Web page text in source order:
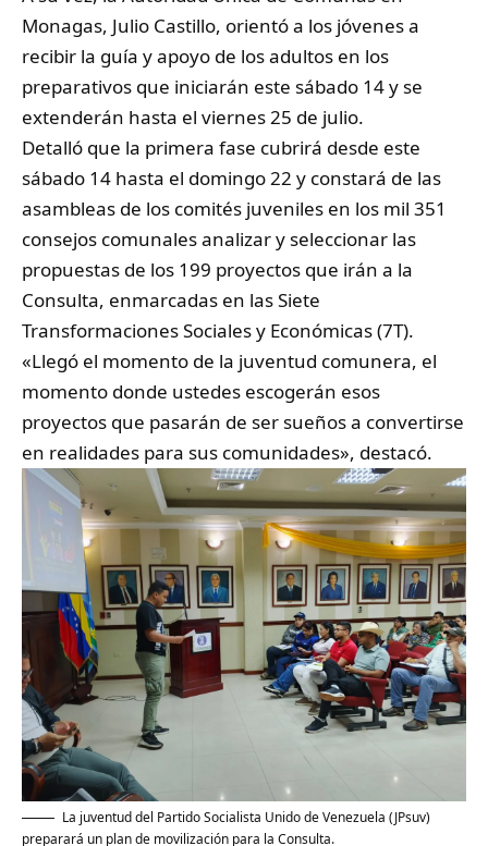
Monagas, Julio Castillo, orientó a los jóvenes a
recibir la guía y apoyo de los adultos en los
preparativos que iniciarán este sábado 14 y se
extenderán hasta el viernes 25 de julio.
Detalló que la primera fase cubrirá desde este
sábado 14 hasta el domingo 22 y constará de las
asambleas de los comités juveniles en los mil 351
consejos comunales analizar y seleccionar las
propuestas de los 199 proyectos que irán a la
Consulta, enmarcadas en las Siete
Transformaciones Sociales y Económicas (7T).
«Llegó el momento de la juventud comunera, el
momento donde ustedes escogerán esos
proyectos que pasarán de ser sueños a convertirse
en realidades para sus comunidades», destacó.
La juventud del Partido Socialista Unido de Venezuela (JPsuv)
preparará un plan de movilización para la Consulta.